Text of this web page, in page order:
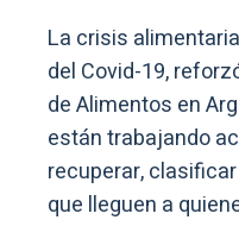
La crisis
del Covid-19,
de Alimentos en
están trabajando
recuperar,
que lleguen a